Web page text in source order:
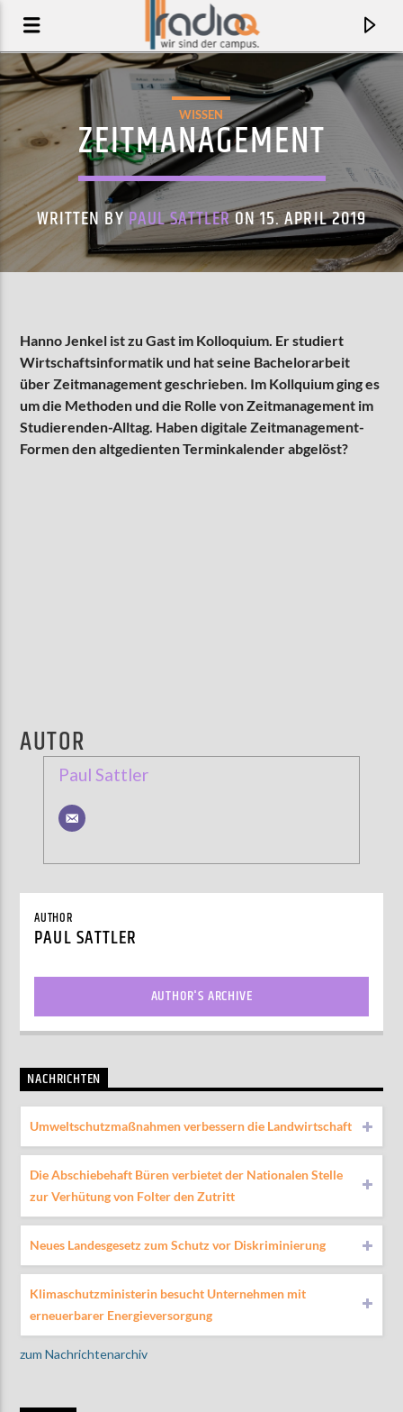
AKTUELLER TRACK
CAR CRASH
KIDS WITH BUNS
WISSEN
ZEITMANAGEMENT
WRITTEN BYPAUL SATTLERON 15. APRIL 2019
Hanno Jenkel ist zu Gast im Kolloquium. Er studiert
Wirtschaftsinformatik und hat seine Bachelorarbeit
über Zeitmanagement geschrieben. Im Kollquium ging es
um die Methoden und die Rolle von Zeitmanagement im
Studierenden-Alltag. Haben digitale Zeitmanagement-
Formen den altgedienten Terminkalender abgelöst?
AUTOR
Paul Sattler
AUTHOR
PAUL SATTLER
AUTHOR'S ARCHIVE
NACHRICHTEN
Umweltschutzmaßnahmen verbessern die Landwirtschaft
Die Abschiebehaft Büren verbietet der Nationalen Stelle
zur Verhütung von Folter den Zutritt
Neues Landesgesetz zum Schutz vor Diskriminierung
Klimaschutzministerin besucht Unternehmen mit
erneuerbarer Energieversorgung
zum Nachrichtenarchiv